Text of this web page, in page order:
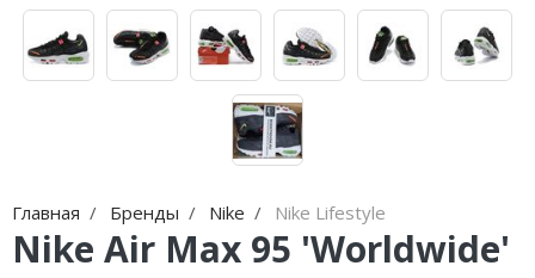
Главная Бренды Nike Nike Lifestyle
Nike Air Max 95 'Worldwide'
Jordan Tatum
Air Jordan 39
Air Jordan 38
adidas Samba
adidas Adistar
adidas adiFOM